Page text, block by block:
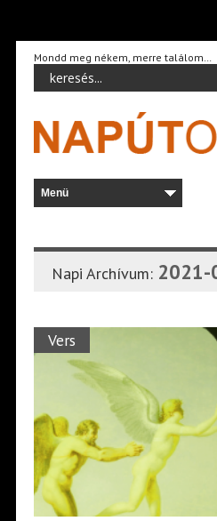
Mondd meg nékem, merre találom…
Napi Archívum: 2021-
Vers